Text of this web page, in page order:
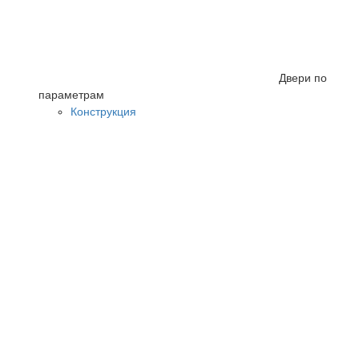
Двери по
параметрам
Конструкция